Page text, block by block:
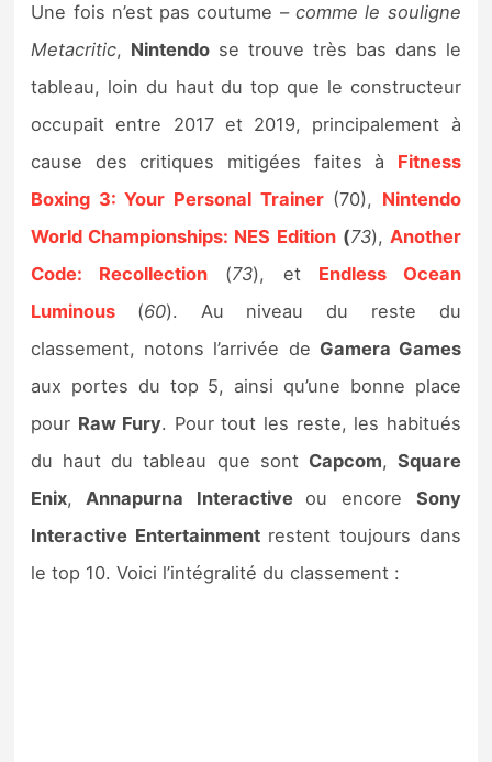
Une fois n’est pas coutume –comme le souligne
Metacritic, Nintendo se trouve très bas dans le
tableau, loin du haut du top que le constructeur
occupait entre 2017 et 2019, principalement à
cause des critiques mitigées faites à Fitness
Boxing 3: Your Personal Trainer(70), Nintendo
World Championships: NES Edition (73), Another
Code: Recollection (73), et Endless Ocean
Luminous (60). Au niveau du reste du
classement, notons l’arrivée de Gamera Games
aux portes du top 5, ainsi qu’une bonne place
pour Raw Fury. Pour tout les reste, les habitués
du haut du tableau que sont Capcom, Square
Enix, Annapurna Interactiveou encore Sony
Interactive Entertainment restent toujours dans
le top 10. Voici l’intégralité du classement :